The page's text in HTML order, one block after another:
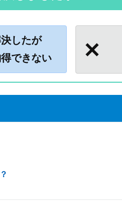
したが
できない